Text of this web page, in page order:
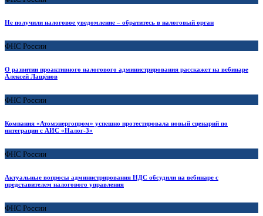
Не получили налоговое уведомление – обратитесь в налоговый орган
ФНС России
О развитии проактивного налогового администрирования расскажет на вебинаре
Алексей Лащёнов
ФНС России
Компания «Атомэнергопром» успешно протестировала новый сценарий по
интеграции с АИС «Налог-3»
ФНС России
Актуальные вопросы администрирования НДС обсудили на вебинаре с
представителем налогового управления
ФНС России